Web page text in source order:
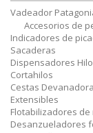
Vadeador
Accesorios de
Indicadores de
Sacaderas
Dispensadores Hilo
Cortahilos
Cestas
Extensibles
Flotabilizadores de
Desanzueladores